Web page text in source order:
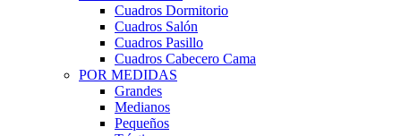
Cuadros Dormitorio
Cuadros Salón
Cuadros Pasillo
Cuadros Cabecero Cama
POR MEDIDAS
Grandes
Medianos
Pequeños